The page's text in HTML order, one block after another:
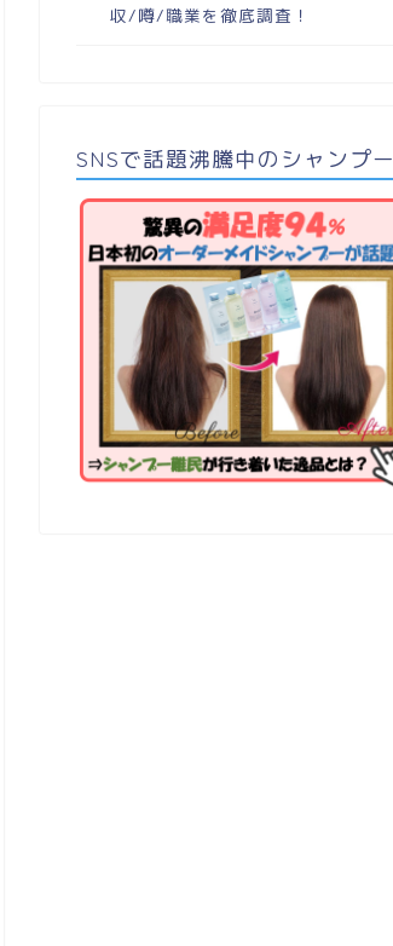
収/噂/職業を徹底調査！
SNSで話題沸騰中のシャンプー